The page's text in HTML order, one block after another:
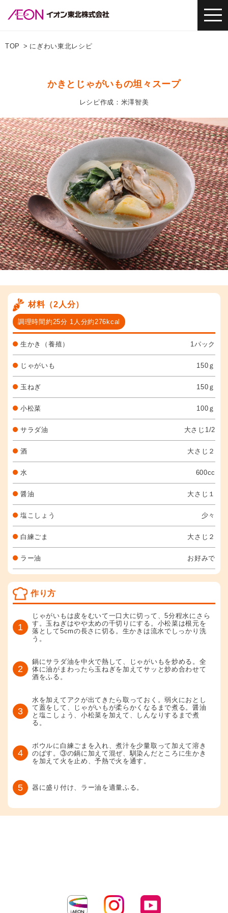
TOP にぎわい東北レシピ
かきとじゃがいもの坦々スープ
レシピ作成：米澤智美
材料（2人分）
調理時間約25分 1人分約276kcal
生かき（養殖） 1パック
じゃがいも 150ｇ
玉ねぎ 150ｇ
小松菜 100ｇ
サラダ油 大さじ1/2
酒 大さじ２
水 600cc
醤油 大さじ１
塩こしょう 少々
白練ごま 大さじ２
ラー油 お好みで
作り方
1
じゃがいもは皮をむいて一口大に切って、5分程水にさら
す。玉ねぎはやや太めの千切りにする。小松菜は根元を
落として5cmの長さに切る。生かきは流水でしっかり洗
う。
2
鍋にサラダ油を中火で熱して、じゃがいもを炒める。全
体に油がまわったら玉ねぎを加えてサッと炒め合わせて
酒をふる。
3
水を加えてアクが出てきたら取っておく。弱火におとし
て蓋をして、じゃがいもが柔らかくなるまで煮る。醤油
と塩こしょう、小松菜を加えて、しんなりするまで煮
る。
4
ボウルに白練ごまを入れ、煮汁を少量取って加えて溶き
のばす。③の鍋に加えて混ぜ、馴染んだところに生かき
を加えて火を止め、予熱で火を通す。
5 器に盛り付け、ラー油を適量ふる。